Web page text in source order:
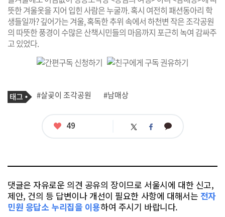
뜻한 겨울옷을 지어 입힌 사람은 누굴까. 혹시 여전히 패션동아리 학
생들일까? 깊어가는 겨울, 혹독한 추위 속에서 하천변 작은 조각공원
의 따뜻한 풍경이 수많은 산책시민들의 마음까지 포근히 녹여 감싸주
고 있었다.
기
사
태
그
#살곶이 조각공원 #남매상
좋
49 트 페 카
댓글은 자유로운 의견 공유의 장이므로 서울시에 대한 신고,
제안, 건의 등 답변이나 개선이 필요한 사항에 대해서는 전자
민원 응답소 누리집을 이용하여 주시기 바랍니다.